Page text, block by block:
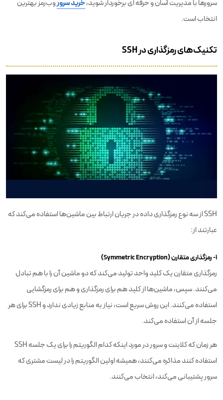
سرورها با مدیریت آسان و حرفه ای برخوردار شوید،خرید سروروب‌رمز بهترین
انتخاب است.
تکنیک‌های رمزگذاری در SSH
SSH از سه نوع رمزگذاری داده در جریان ارتباط بین ماشین‌ها استفاده می‌کند که
عبارتند از:
۱- رمزگذاری متقارن (Symmetric Encryption)
رمزگذاری متقارن یک کلید واحد تولید می‌کند که دو ماشین آن را با هم تبادل
می‌کنند. سپس، ماشین‌ها از کلید هم برای رمزگذاری و هم برای رمزگشایی
استفاده می‌کنند. این روش سریع است، نیاز به منابع زیادی ندارد و SSH برای هر
جلسه از آن استفاده می‌کند.
هر زمان که کلاینت و سرور در مورد اینکه کدام الگوریتم را برای یک جلسه SSH
استفاده کنند مذاکره می‌کنند، همیشه اولین الگوریتم را در لیست مشتری که
سرور پشتیبانی می‌کند، انتخاب می‌کنند.